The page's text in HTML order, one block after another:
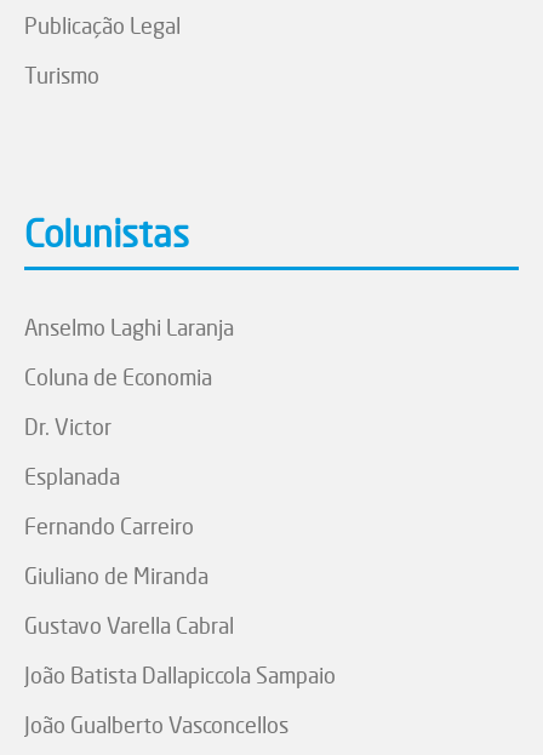
Publicação Legal
Turismo
Colunistas
Anselmo Laghi Laranja
Coluna de Economia
Dr. Victor
Esplanada
Fernando Carreiro
Giuliano de Miranda
Gustavo Varella Cabral
João Batista Dallapiccola Sampaio
João Gualberto Vasconcellos